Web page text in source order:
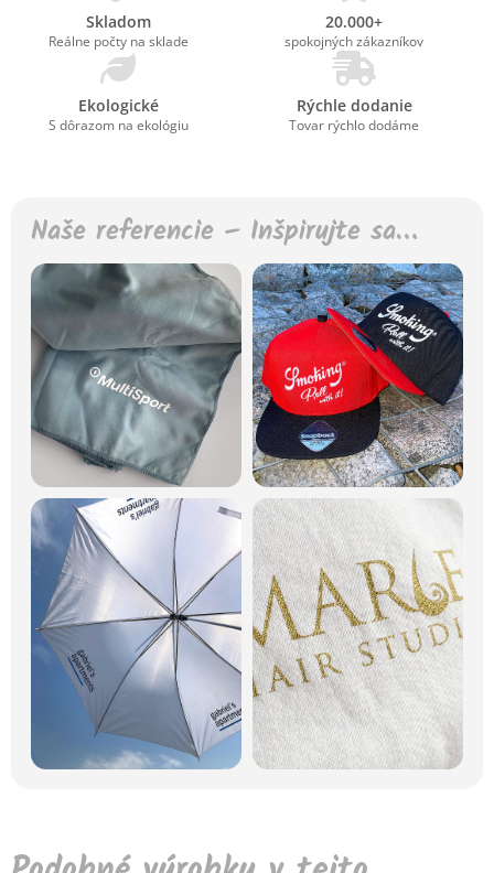
Skladom
Reálne počty na sklade
20.000+
spokojných zákazníkov
Ekologické
S dôrazom na ekológiu
Rýchle dodanie
Tovar rýchlo dodáme
Naše referencie – Inšpirujte sa…